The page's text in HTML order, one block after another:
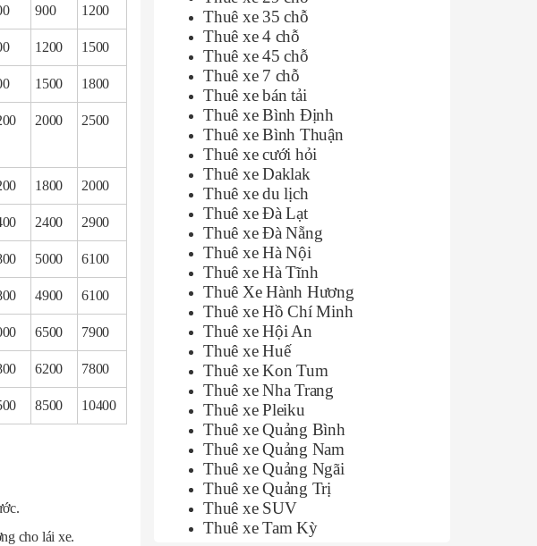
900 1200
1200 1500
1500 1800
2000 2500
1800 2000
2400 2900
5000 6100
4900 6100
6500 7900
6200 7800
8500
10400
cho lái xe.
Thuê xe 35 chỗ
Thuê xe 4 chỗ
Thuê xe 45 chỗ
Thuê xe 7 chỗ
Thuê xe bán tải
Thuê xe Bình Định
Thuê xe Bình Thuận
Thuê xe cưới hỏi
Thuê xe Daklak
Thuê xe du lịch
Thuê xe Đà Lạt
Thuê xe Đà Nẵng
Thuê xe Hà Nội
Thuê xe Hà Tĩnh
Thuê Xe Hành Hương
Thuê xe Hồ Chí Minh
Thuê xe Hội An
Thuê xe Huế
Thuê xe Kon Tum
Thuê xe Nha Trang
Thuê xe Pleiku
Thuê xe Quảng Bình
Thuê xe Quảng Nam
Thuê xe Quảng Ngãi
Thuê xe Quảng Trị
Thuê xe SUV
Thuê xe Tam Kỳ